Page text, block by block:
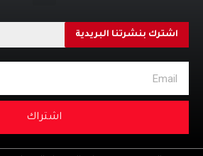
اشترك بنشرتنا البريدية
اشتراك